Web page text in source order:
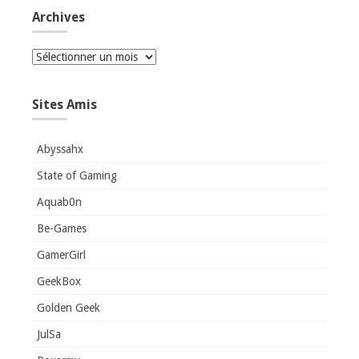
Archives
Archives
Sites Amis
Abyssahx
State of Gaming
Aquab0n
Be-Games
GamerGirl
GeekBox
Golden Geek
JulSa